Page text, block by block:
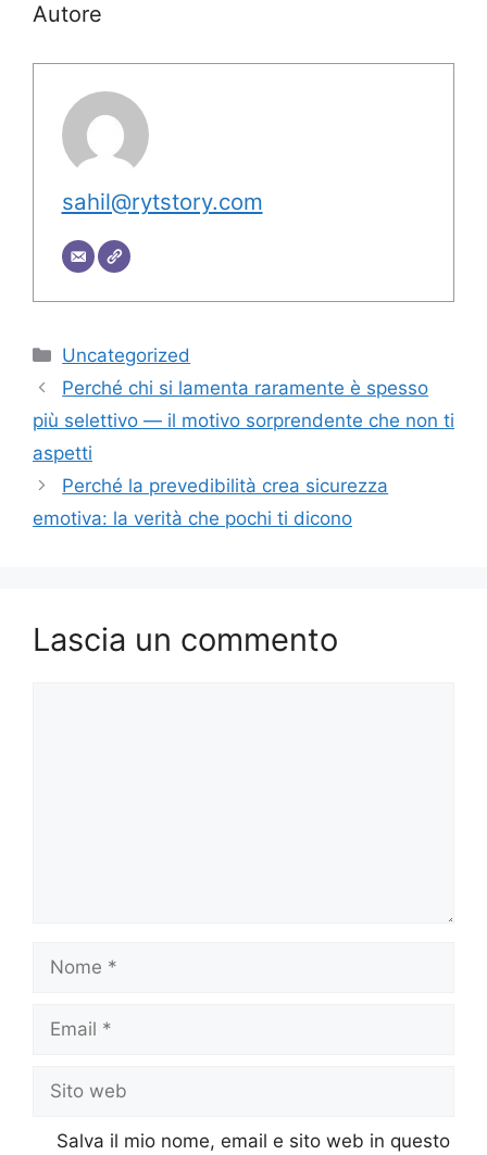
Autore
sahil@rytstory.com
Categorie
Uncategorized
Perché chi si lamenta raramente è spesso
più selettivo — il motivo sorprendente che non ti
aspetti
Perché la prevedibilità crea sicurezza
emotiva: la verità che pochi ti dicono
Lascia un commento
web
Salva il mio nome, email e sito web in questo